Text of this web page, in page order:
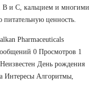
В и С, кальцием и многими
питательную ценность.
Pharmaceuticals
0 Просмотров 1
День рождения
Интересы Алгоритмы,